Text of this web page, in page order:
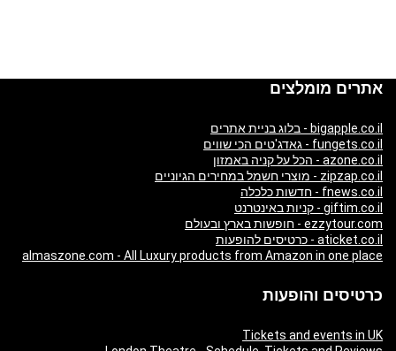
אתרים מומלצים
bigapple.co.il - בלוג בניית אתרים
fungets.co.il - גאדג'טים הכי שווים
azone.co.il - הכל על קניה באמזון
zipzap.co.il - מוצרי חשמל במחירים הגיוניים
fnews.co.il - חדשות כלכלה
giftim.co.il - קניות באינטרנט
ezzytour.com - חופשות בארץ ובעולם
aticket.co.il - כרטיסים להופעות
almaszone.com - All Luxury products from Amazon in one place
כרטיסים והופעות
Tickets and events in UK